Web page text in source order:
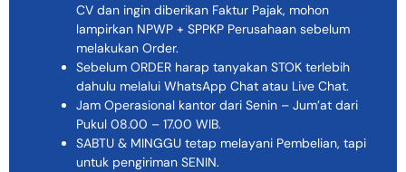
CV dan ingin diberikan Faktur Pajak, mohon
lampirkan NPWP + SPPKP Perusahaan sebelum
melakukan Order.
Sebelum ORDER harap tanyakan STOK terlebih
dahulu melalui WhatsApp Chat atau Live Chat.
Jam Operasional kantor dari Senin – Jum’at dari
Pukul 08.00 – 17.00 WIB.
SABTU & MINGGU tetap melayani Pembelian, tapi
untuk pengiriman SENIN.